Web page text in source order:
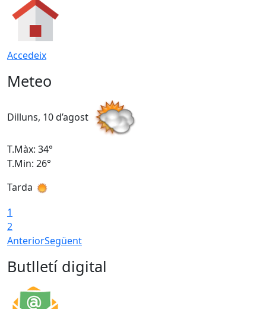
Accedeix
Meteo
Dilluns, 10 d’agost
T.Màx: 34°
T.Min: 26°
Tarda
1
2
AnteriorSegüent
Butlletí digital